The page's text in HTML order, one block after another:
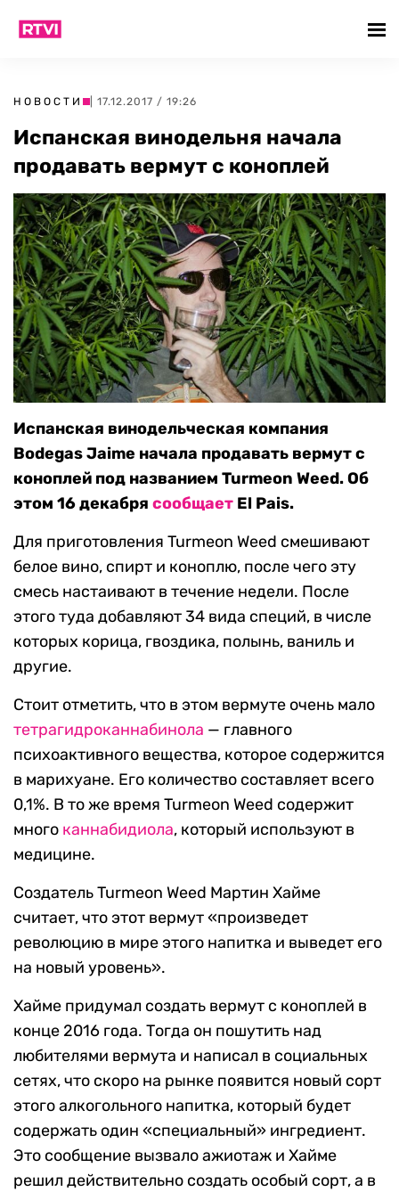
НОВОСТИ | 17.12.2017 / 19:26
Испанская винодельня начала
продавать вермут с коноплей
Испанская винодельческая компания
Bodegas Jaime начала продавать вермут с
коноплей под названием Turmeon Weed. Об
этом 16 декабря сообщает El Pais.
Для приготовления Turmeon Weed смешивают
белое вино, спирт и коноплю, после чего эту
смесь настаивают в течение недели. После
этого туда добавляют 34 вида специй, в числе
которых корица, гвоздика, полынь, ваниль и
другие.
Стоит отметить, что в этом вермуте очень мало
тетрагидроканнабинола — главного
психоактивного вещества, которое содержится
в марихуане. Его количество составляет всего
0,1%. В то же время Turmeon Weed содержит
много каннабидиола, который используют в
медицине.
Создатель Turmeon Weed Мартин Хайме
считает, что этот вермут «произведет
революцию в мире этого напитка и выведет его
на новый уровень».
Хайме придумал создать вермут с коноплей в
конце 2016 года. Тогда он пошутить над
любителями вермута и написал в социальных
сетях, что скоро на рынке появится новый сорт
этого алкогольного напитка, который будет
содержать один «специальный» ингредиент.
Это сообщение вызвало ажиотаж и Хайме
решил действительно создать особый сорт, а в